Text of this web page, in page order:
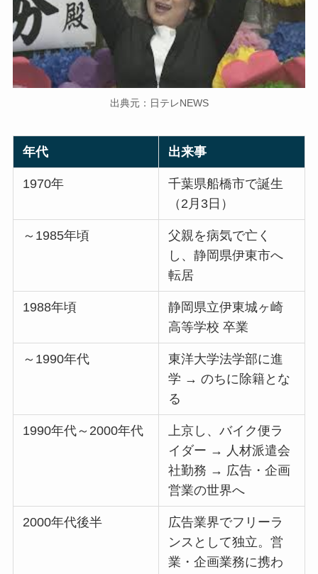
出典元：日テレNEWS
年代 出来事
1970年
千葉県船橋市で誕生
（2月3日）
～1985年頃
父親を病気で亡く
し、静岡県伊東市へ
転居
1988年頃
静岡県立伊東城ヶ崎
高等学校 卒業
～1990年代
東洋大学法学部に進
学 → のちに除籍とな
る
1990年代～2000年代
上京し、バイク便ラ
イダー → 人材派遣会
社勤務 → 広告・企画
営業の世界へ
2000年代後半
広告業界でフリーラ
ンスとして独立。営
業・企画業務に携わ